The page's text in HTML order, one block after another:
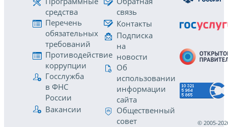
средства
Перечень
обязательных
требований
Противодействие
коррупции
Госслужба
в ФНС
России
Вакансии
связь
Контакты
Подписка
на
новости
Об
использовании
информации
сайта
Общественный
совет
© 2005-